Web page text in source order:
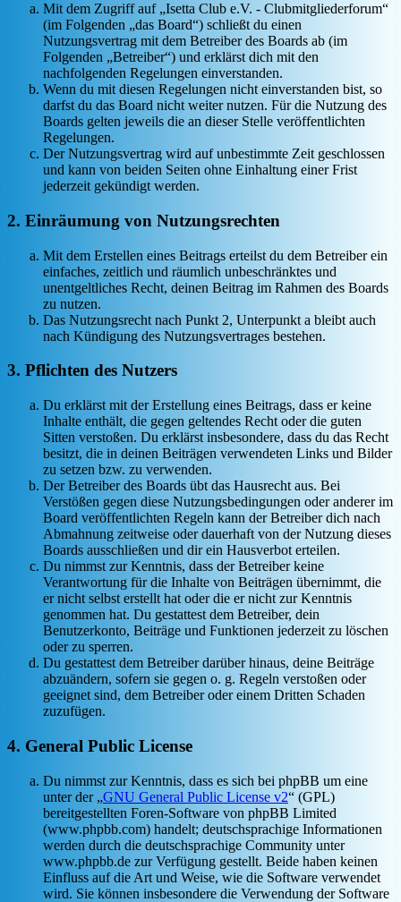
Mit dem Zugriff auf „Isetta Club e.V. - Clubmitgliederforum“
(im Folgenden „das Board“) schließt du einen
Nutzungsvertrag mit dem Betreiber des Boards ab (im
Folgenden „Betreiber“) und erklärst dich mit den
nachfolgenden Regelungen einverstanden.
Wenn du mit diesen Regelungen nicht einverstanden bist, so
darfst du das Board nicht weiter nutzen. Für die Nutzung des
Boards gelten jeweils die an dieser Stelle veröffentlichten
Regelungen.
Der Nutzungsvertrag wird auf unbestimmte Zeit geschlossen
und kann von beiden Seiten ohne Einhaltung einer Frist
jederzeit gekündigt werden.
2. Einräumung von Nutzungsrechten
Mit dem Erstellen eines Beitrags erteilst du dem Betreiber ein
einfaches, zeitlich und räumlich unbeschränktes und
unentgeltliches Recht, deinen Beitrag im Rahmen des Boards
zu nutzen.
Das Nutzungsrecht nach Punkt 2, Unterpunkt a bleibt auch
nach Kündigung des Nutzungsvertrages bestehen.
3. Pflichten des Nutzers
Du erklärst mit der Erstellung eines Beitrags, dass er keine
Inhalte enthält, die gegen geltendes Recht oder die guten
Sitten verstoßen. Du erklärst insbesondere, dass du das Recht
besitzt, die in deinen Beiträgen verwendeten Links und Bilder
zu setzen bzw. zu verwenden.
Der Betreiber des Boards übt das Hausrecht aus. Bei
Verstößen gegen diese Nutzungsbedingungen oder anderer im
Board veröffentlichten Regeln kann der Betreiber dich nach
Abmahnung zeitweise oder dauerhaft von der Nutzung dieses
Boards ausschließen und dir ein Hausverbot erteilen.
Du nimmst zur Kenntnis, dass der Betreiber keine
Verantwortung für die Inhalte von Beiträgen übernimmt, die
er nicht selbst erstellt hat oder die er nicht zur Kenntnis
genommen hat. Du gestattest dem Betreiber, dein
Benutzerkonto, Beiträge und Funktionen jederzeit zu löschen
oder zu sperren.
Du gestattest dem Betreiber darüber hinaus, deine Beiträge
abzuändern, sofern sie gegen o. g. Regeln verstoßen oder
geeignet sind, dem Betreiber oder einem Dritten Schaden
zuzufügen.
4. General Public License
Du nimmst zur Kenntnis, dass es sich bei phpBB um eine
unter der „GNU General Public License v2“ (GPL)
bereitgestellten Foren-Software von phpBB Limited
(www.phpbb.com) handelt; deutschsprachige Informationen
werden durch die deutschsprachige Community unter
www.phpbb.de zur Verfügung gestellt. Beide haben keinen
Einfluss auf die Art und Weise, wie die Software verwendet
wird. Sie können insbesondere die Verwendung der Software